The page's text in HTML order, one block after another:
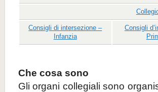
Consigli di intersezione –
Infanzia
Consigli
Che cosa sono
Gli organi collegiali sono